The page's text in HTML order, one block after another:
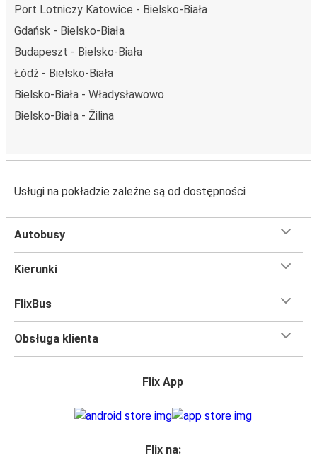
Port Lotniczy Katowice - Bielsko-Biała
Gdańsk - Bielsko-Biała
Budapeszt - Bielsko-Biała
Łódź - Bielsko-Biała
Bielsko-Biała - Władysławowo
Bielsko-Biała - Žilina
Usługi na pokładzie zależne są od dostępności
Autobusy
Kierunki
FlixBus
Obsługa klienta
Flix App
Flix na: